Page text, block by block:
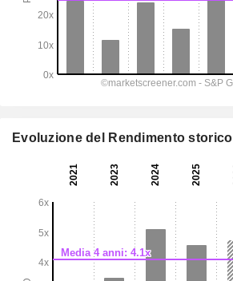
Evoluzione del Rendimento storico